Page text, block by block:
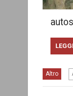
Altro